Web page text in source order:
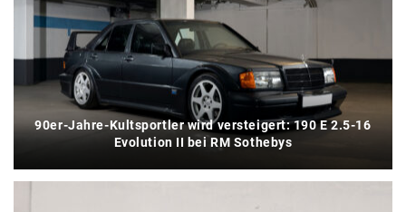
90er-Jahre-Kultsportler wird versteigert: 190 E 2.5-16
Evolution II bei RM Sothebys